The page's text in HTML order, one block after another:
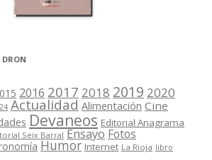
DRON
2016 2017 2018 2019 2020
Actualidad Alimentación Cine
Devaneos Editorial Anagrama
Seix Barral Ensayo Fotos
Humor Internet La Rioja libro